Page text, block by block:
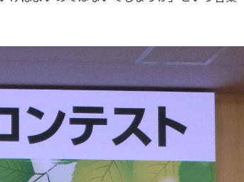
師・保健師国家試験対策
とイベント
講習会
図書委員の活動